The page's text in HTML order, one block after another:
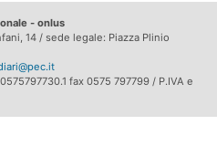
- onlus
14 / sede legale: Piazza Plinio
fax 0575 797799 / P.IVA e